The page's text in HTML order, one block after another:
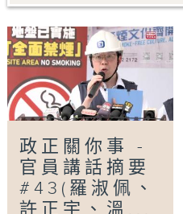
記得LIKE + 訂閱+ 推
#政正關你事 #港台電
南公營房屋 #華富邨重
政正關你事 -
官員講話摘要
#43(羅淑佩、
許正宇、溫...